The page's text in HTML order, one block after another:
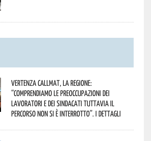
Vertenza CallMat, la Regione:
“comprendiamo le preoccupazioni dei
lavoratori e dei sindacati tuttavia il
percorso non si è interrotto”. I dettagli